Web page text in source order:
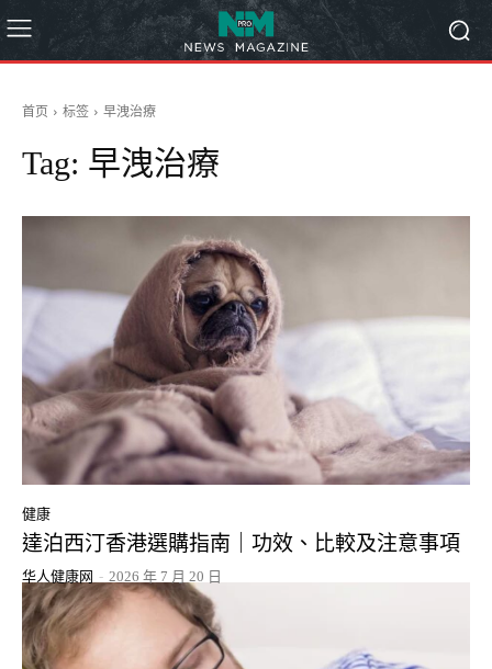
首页 标签 早洩治療
Tag: 早洩治療
健康
達泊西汀香港選購指南｜功效、比較及注意事項
华人健康网 - 2026 年 7 月 20 日